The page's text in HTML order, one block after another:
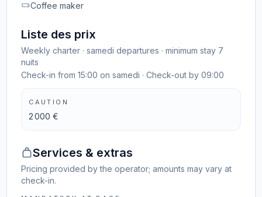
Coffee maker
Liste des prix
Weekly charter · samedi departures · minimum stay 7
nuits
Check-in from 15:00 on samedi · Check-out by 09:00
CAUTION
2 000 €
Services & extras
Pricing provided by the operator; amounts may vary at
check-in.